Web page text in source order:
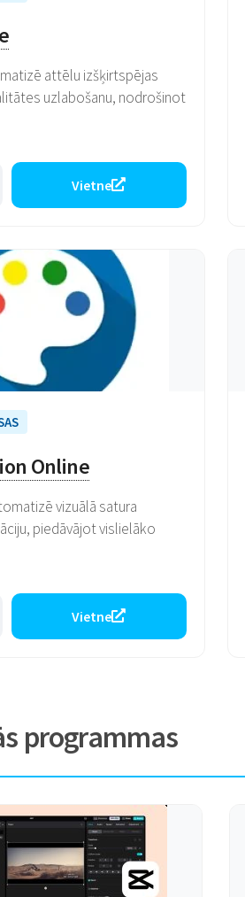
attēlu izšķirtspējas
uzlabošanu, nodrošinot
Vietne
Online
vizuālā satura
piedāvājot vislielāko
Vietne
programmas